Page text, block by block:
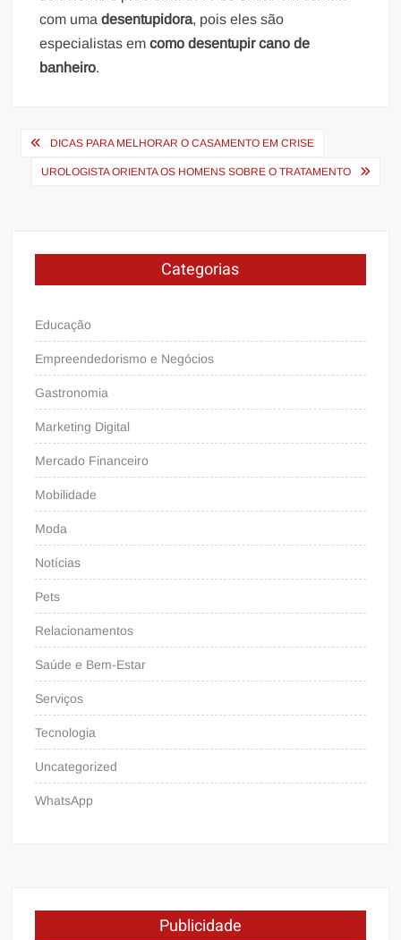
com umadesentupidora, pois eles são
especialistas emcomo desentupir cano de
banheiro.
Navegação
DICAS PARA MELHORAR O CASAMENTO EM CRISE
UROLOGISTA ORIENTA OS HOMENS SOBRE O TRATAMENTO
Categorias
Educação
Empreendedorismo e Negócios
Gastronomia
Marketing Digital
Mercado Financeiro
Mobilidade
Moda
Notícias
Pets
Relacionamentos
Saúde e Bem-Estar
Serviços
Tecnologia
Uncategorized
WhatsApp
Publicidade